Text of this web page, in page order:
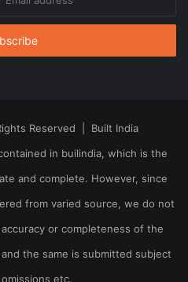
Reserved | Built India
in builindia, which is the
and complete. However, since
from varied source, we do not
or completeness of the
the same is submitted subject
etc.